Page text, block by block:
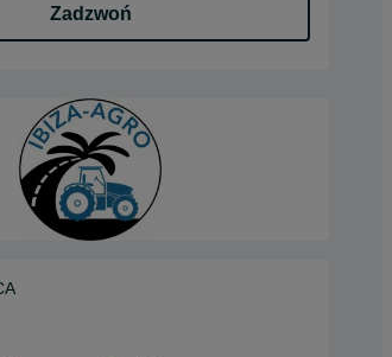
Zadzwoń